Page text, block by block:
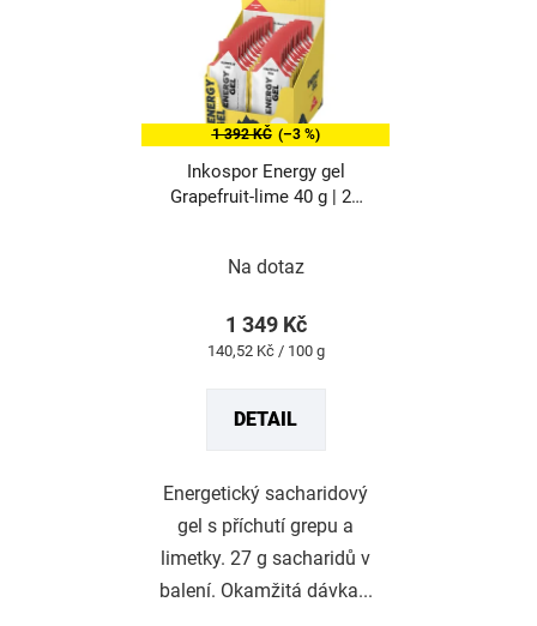
1 392 KČ (–3 %)
Inkospor Energy gel
Grapefruit-lime 40 g | 24
produktu
z
5
hvězdiček.
Na dotaz
1 349 Kč
Měrná
140,52 Kč / 100 g
DETAIL
Energetický sacharidový
gel s příchutí grepu a
limetky. 27 g sacharidů v
balení. Okamžitá dávka...